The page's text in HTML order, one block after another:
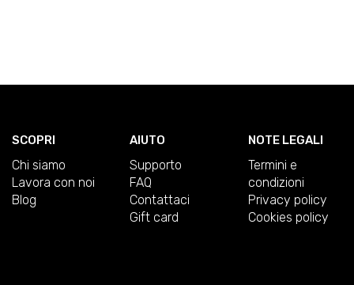
SCOPRI
Chi siamo
Lavora con noi
Blog
AIUTO
Supporto
FAQ
Contattaci
Gift card
NOTE LEGALI
Termini e
condizioni
Privacy policy
Cookies policy